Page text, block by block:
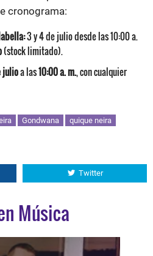
cronograma:
3 y 4 de julio desde las 10:00 a.
(stock limitado).
julioa las10:00 a. m., con cualquier
Gondwana quique neira
Twitter
Música